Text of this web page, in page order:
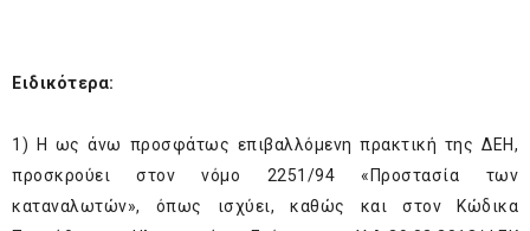
Ειδικότερα:
1) Η ως άνω προσφάτως επιβαλλόμενη πρακτική της ΔΕΗ,
προσκρούει στον νόμο 2251/94 «Προστασία των
καταναλωτών», όπως ισχύει, καθώς και στον Κώδικα